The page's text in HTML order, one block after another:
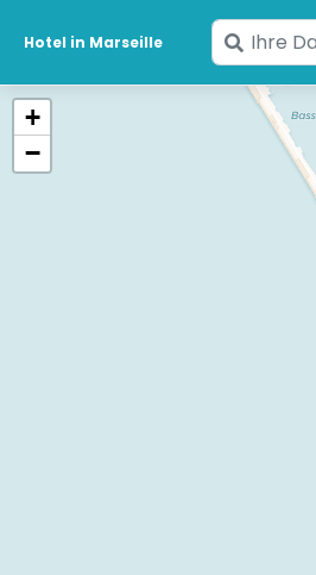
Hotel in Marseille
Geben
Sie
Ihre
Daten
+
−